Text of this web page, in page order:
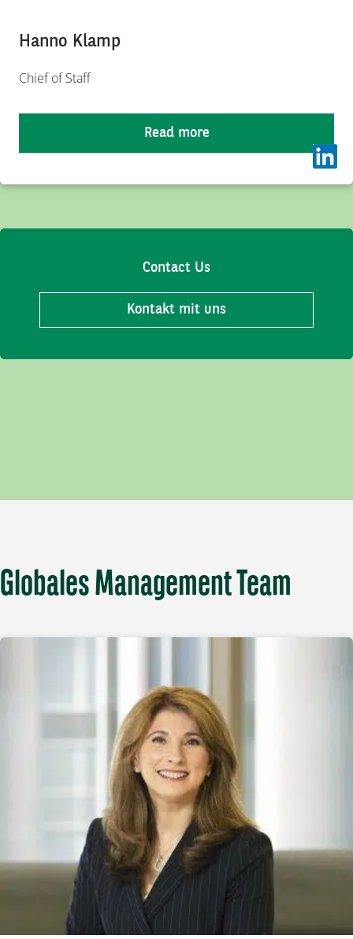
Hanno Klamp
Chief of Staff
Read more
Contact Us
Kontakt mit uns
Globales Management Team